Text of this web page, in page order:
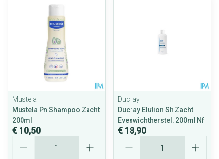
Mustela
Mustela Pn Shampoo Zacht
200ml
€ 10,50
Ducray
Ducray Elution Sh Zacht
Evenwichtherstel. 200ml Nf
€ 18,90